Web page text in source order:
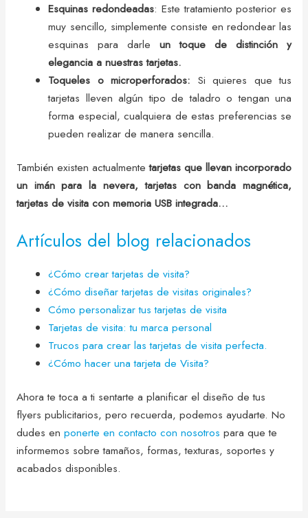
Esquinas redondeadas: Este tratamiento posterior es
muy sencillo, simplemente consiste en redondear las
esquinas para darleun toque de distinción y
elegancia a nuestras tarjetas.
Toqueles o microperforados: Si quieres que tus
tarjetas lleven algún tipo de taladro o tengan una
forma especial, cualquiera de estas preferencias se
pueden realizar de manera sencilla.
También existen actualmentetarjetas que llevan incorporado
un imán para la nevera, tarjetas con banda magnética,
tarjetas de visita con memoria USB integrada…
Artículos del blog relacionados
¿Cómo crear tarjetas de visita?
¿Cómo diseñar tarjetas de visitas originales?
Cómo personalizar tus tarjetas de visita
Tarjetas de visita: tu marca personal
Trucos para crear las tarjetas de visita perfecta.
¿Cómo hacer una tarjeta de Visita?
Ahora te toca a ti sentarte a planificar el diseño de tus
flyers publicitarios, pero recuerda, podemos ayudarte. No
dudes en ponerte en contacto con nosotros para que te
informemos sobre tamaños, formas, texturas, soportes y
acabados disponibles.